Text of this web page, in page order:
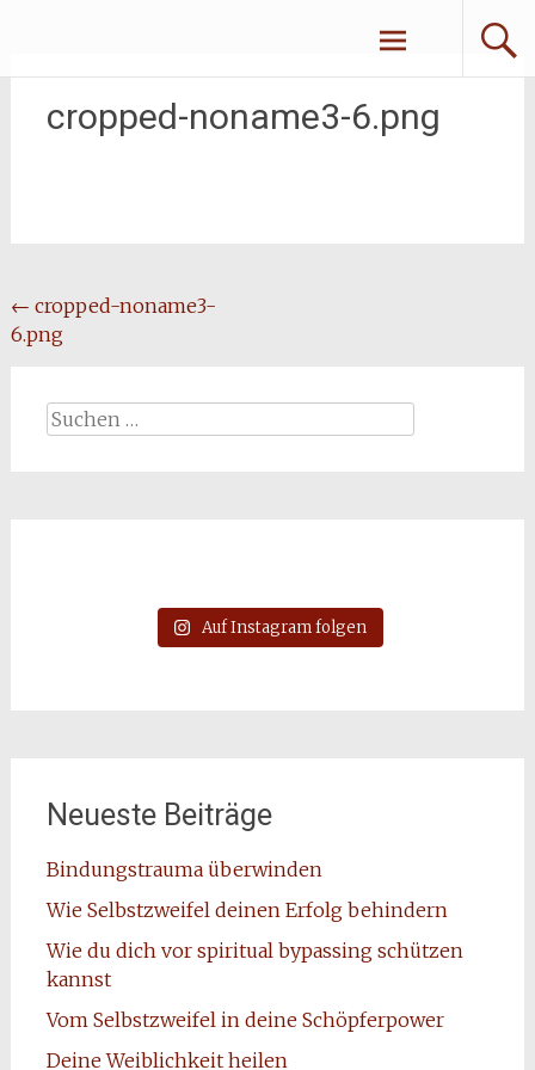
springen
cropped-noname3-6.png
Beitragsnavigation
← cropped-noname3-
6.png
Suchen
Auf Instagram folgen
Neueste Beiträge
Bindungstrauma überwinden
Wie Selbstzweifel deinen Erfolg behindern
Wie du dich vor spiritual bypassing schützen
kannst
Vom Selbstzweifel in deine Schöpferpower
Deine Weiblichkeit heilen